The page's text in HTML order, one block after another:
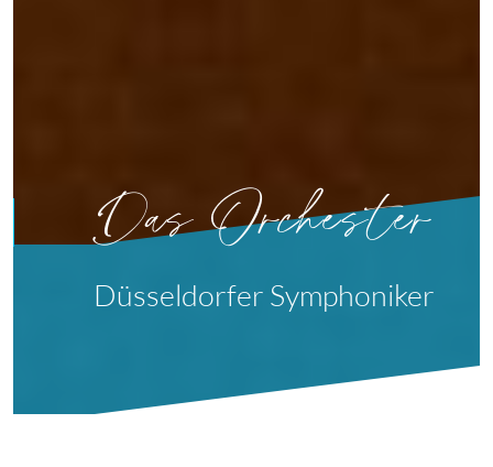
Das Orchester
Düsseldorfer Symphoniker